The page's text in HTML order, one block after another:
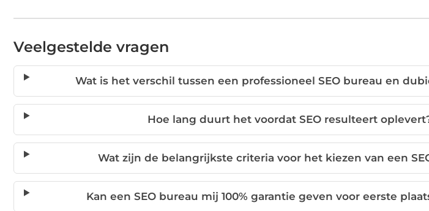
Veelgestelde vragen
Wat is het verschil tussen een professioneel SEO bureau en
Hoe lang duurt het voordat SEO resulteert
Wat zijn de belangrijkste criteria voor het kiezen van een
Kan een SEO bureau mij 100% garantie geven voor eerste